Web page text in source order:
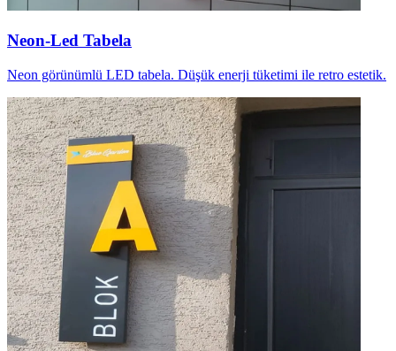
Neon-Led Tabela
Neon görünümlü LED tabela. Düşük enerji tüketimi ile retro estetik.